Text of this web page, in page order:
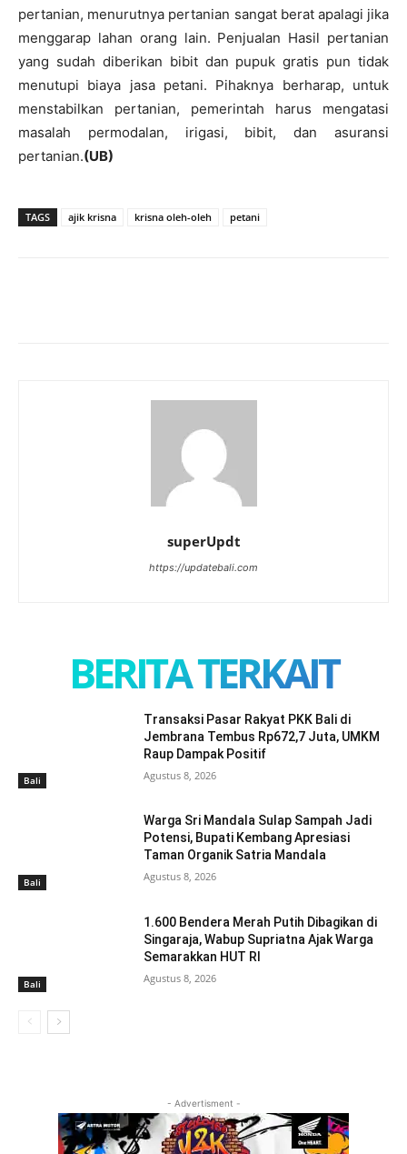
pertanian, menurutnya pertanian sangat berat apalagi jika
menggarap lahan orang lain. Penjualan Hasil pertanian
yang sudah diberikan bibit dan pupuk gratis pun tidak
menutupi biaya jasa petani. Pihaknya berharap, untuk
menstabilkan pertanian, pemerintah harus mengatasi
masalah permodalan, irigasi, bibit, dan asuransi
pertanian.(UB)
TAGS ajik krisna krisna oleh-oleh petani
superUpdt
https://updatebali.com
BERITA TERKAIT
Bali
Transaksi Pasar Rakyat PKK Bali di
Jembrana Tembus Rp672,7 Juta, UMKM
Raup Dampak Positif
Agustus 8, 2026
Bali
Warga Sri Mandala Sulap Sampah Jadi
Potensi, Bupati Kembang Apresiasi
Taman Organik Satria Mandala
Agustus 8, 2026
Bali
1.600 Bendera Merah Putih Dibagikan di
Singaraja, Wabup Supriatna Ajak Warga
Semarakkan HUT RI
Agustus 8, 2026
- Advertisment -